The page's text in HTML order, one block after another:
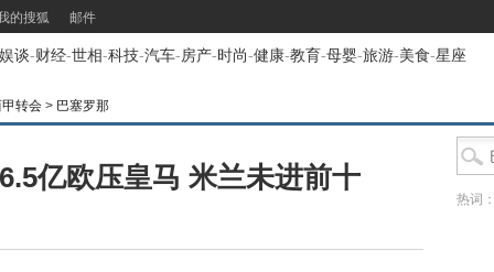
的搜狐 邮件
娱谈-财经-世相-科技-汽车-房产-时尚-健康-教育-母婴-旅游-美食-星座
转会 > 巴塞罗那
亿欧压皇马 米兰未进前十
热词